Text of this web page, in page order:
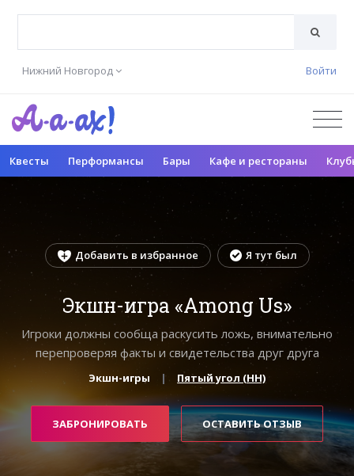
Нижний Новгород Войти
Квесты Перформансы Бары Кафе и рестораны
Добавить в избранное Я тут был
Экшн-игра «Among Us»
Игроки должны сообща раскусить ложь, внимательно
перепроверяя факты и свидетельства друг друга
Экшн-игры Пятый угол (НН)
ЗАБРОНИРОВАТЬ ОСТАВИТЬ ОТЗЫВ